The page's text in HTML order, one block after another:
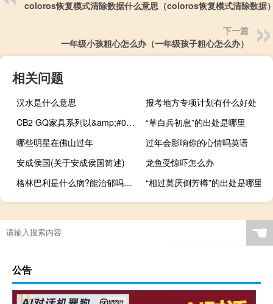
coloros恢复模式清除数据什么意思（coloros恢复模式清除数据
下一篇
一年级小孩粗心怎么办（一年级孩子粗心怎么办）
相关问题
汉水是什么意思
报考地方专项计划有什么好处
CB2 GQ家具系列以&amp;#039;今日现代男&amp;#039;为目标
“草白兵初息”的出处是哪里
哪些明星在佛山过年
过年会影响你的心情吗英语
安成侯国(关于安成侯国简述)
龙鱼受惊吓怎么办
格林巴利是什么病?能治郁吗? 格林巴利是什么病
“相过莫厌倒芳樽”的出处是哪里
☚
公告